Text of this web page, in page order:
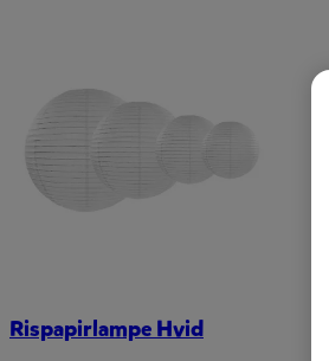
Rispapirlampe Hvid